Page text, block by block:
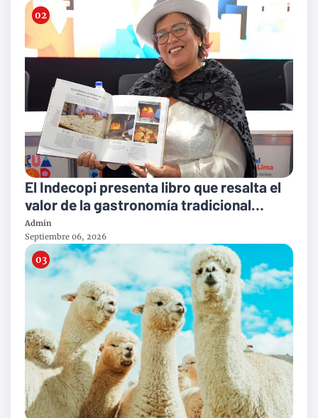
El Indecopi presenta libro que resalta el
valor de la gastronomía tradicional
peruana
Admin
Septiembre 06, 2026